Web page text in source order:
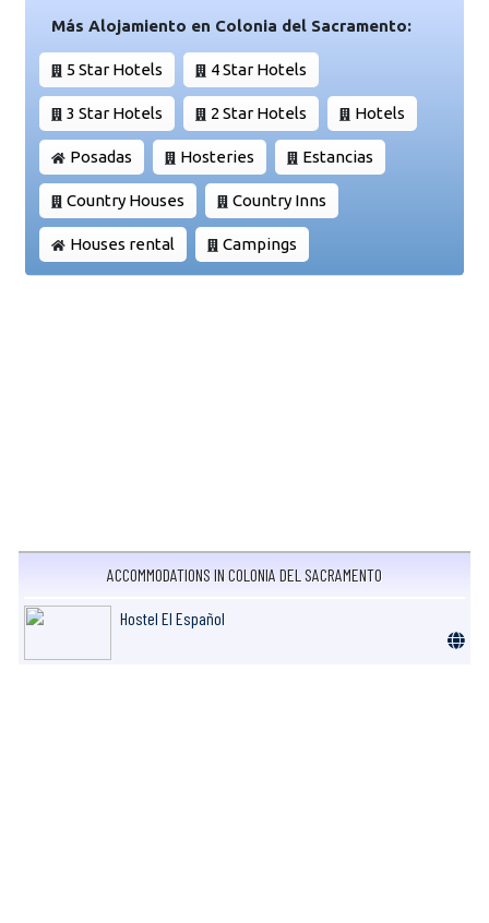
Más Alojamiento en Colonia del Sacramento:
5 Star Hotels 4 Star Hotels
3 Star Hotels 2 Star Hotels Hotels
Posadas Hosteries Estancias
Country Houses Country Inns
Houses rental Campings
ACCOMMODATIONS IN COLONIA DEL SACRAMENTO
Hostel El Español